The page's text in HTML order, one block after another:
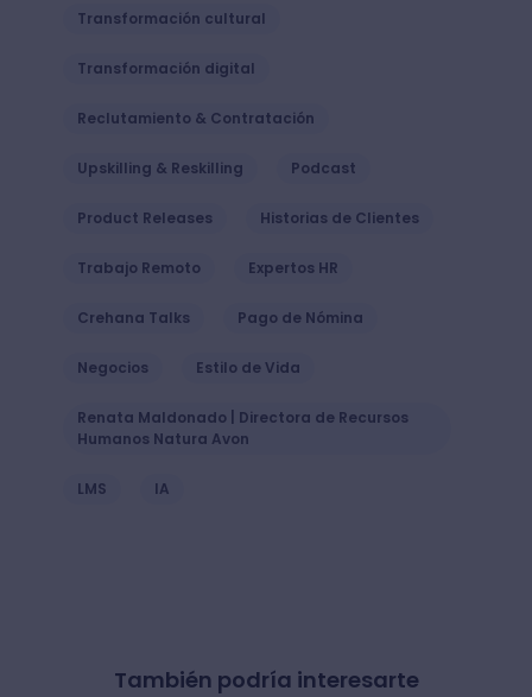
Transformación cultural
Transformación digital
Reclutamiento & Contratación
Upskilling & Reskilling Podcast
Product Releases Historias de Clientes
Trabajo Remoto Expertos HR
Crehana Talks Pago de Nómina
Negocios Estilo de Vida
Renata Maldonado | Directora de Recursos
Humanos Natura Avon
LMS IA
También podría interesarte